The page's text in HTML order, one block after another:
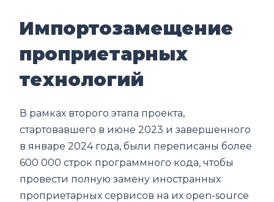
Импортозамещение
проприетарных
технологий
В рамках второго этапа проекта,
стартовавшего в июне 2023 и завершенного
в январе 2024 года, были переписаны более
600 000 строк программного кода, чтобы
провести полную замену иностранных
проприетарных сервисов на их open-source